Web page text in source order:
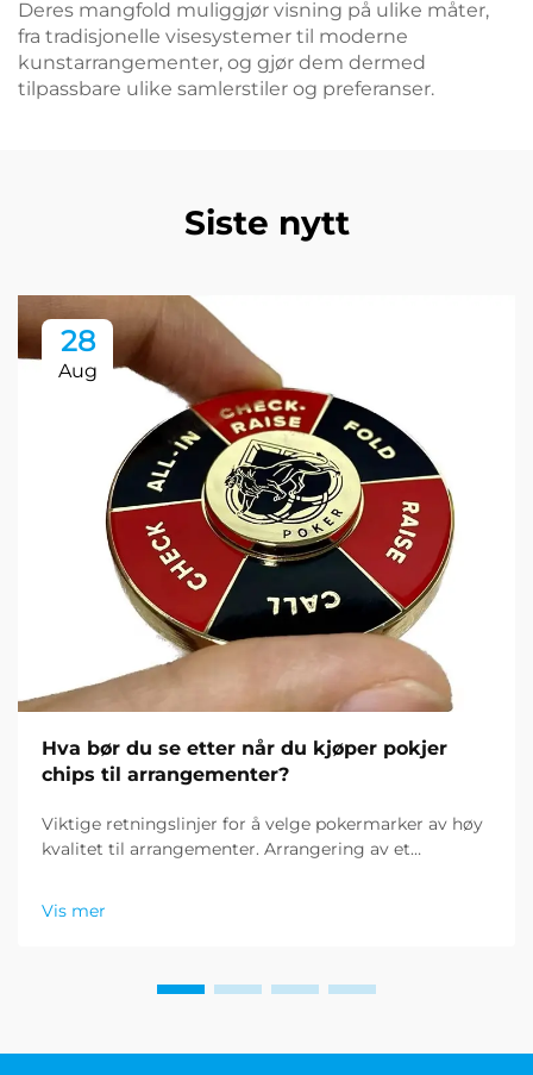
Deres mangfold muliggjør visning på ulike måter,
fra tradisjonelle visesystemer til moderne
kunstarrangementer, og gjør dem dermed
tilpassbare ulike samlerstiler og preferanser.
Siste nytt
28
Aug
Hva bør du se etter når du kjøper pokjer
chips til arrangementer?
Viktige retningslinjer for å velge pokermarker av høy
kvalitet til arrangementer. Arrangering av et
viktigste elementene er å kjøpe pokermarker som
oppfyller profesjonelle standarder. Uansett om du
Vis mer